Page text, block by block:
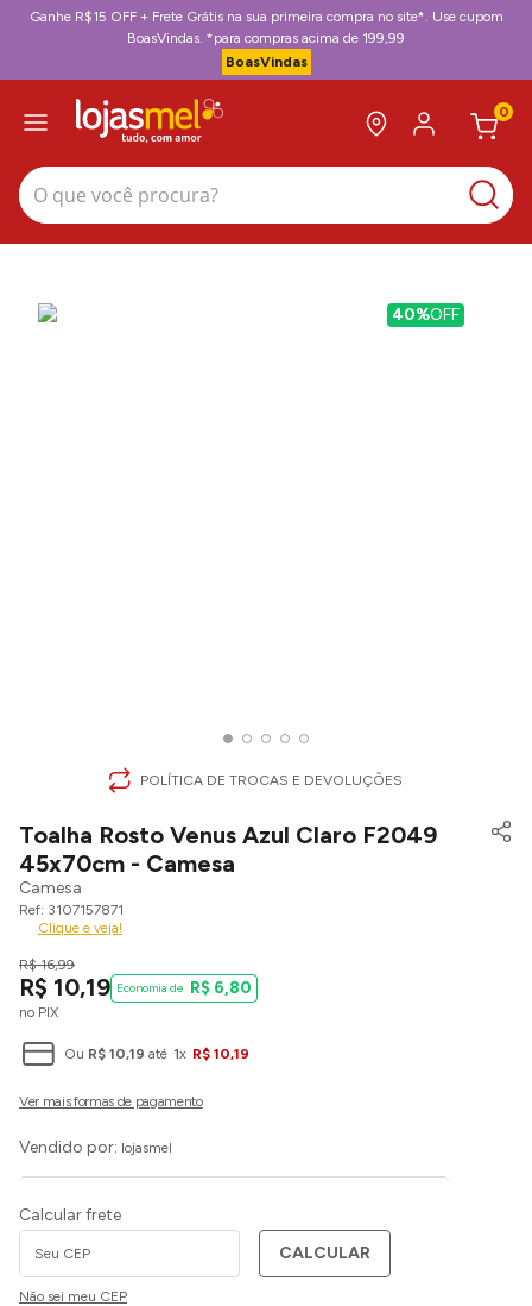
Ganhe R$15 OFF + Frete Grátis na sua primeira compra no site*. Use cupom
BoasVindas. *para compras acima de 199,99
BoasVindas
0
O que você procura?
40%OFF
POLÍTICA DE TROCAS E DEVOLUÇÕES
Toalha Rosto Venus Azul Claro F2049
45x70cm - Camesa
Camesa
3107157871
Clique e veja!
R$ 16,99
R$ 10,19
no PIX
R$ 6,80
Ou R$ 10,19 até 1x R$ 10,19
Vendido por: lojasmel
Calcular frete
CALCULAR
Não sei meu CEP